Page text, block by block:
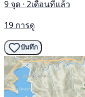
9 จุด · 2เดือนที่แล้ว
19 การดู
บันทึก